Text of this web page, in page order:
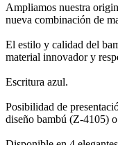
Ampliamos nuestra
nueva combinación de
El estilo y calidad del
material innovador y
Escritura azul.
Posibilidad de
diseño bambú (Z-4105)